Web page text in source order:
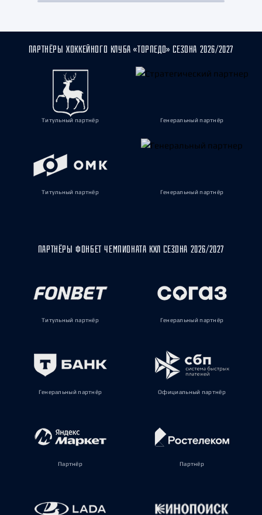
ПАРТНЁРЫ ХОККЕЙНОГО КЛУБА «ТОРПЕДО» СЕЗОНА 2026/2027
Титульный партнёр Генеральный партнёр
Титульный партнёр Генеральный партнёр
ПАРТНЁРЫ ФОНБЕТ ЧЕМПИОНАТА КХЛ СЕЗОНА 2026/2027
Титульный партнёр Генеральный партнёр
Генеральный партнёр Официальный партнёр
Партнёр Партнёр